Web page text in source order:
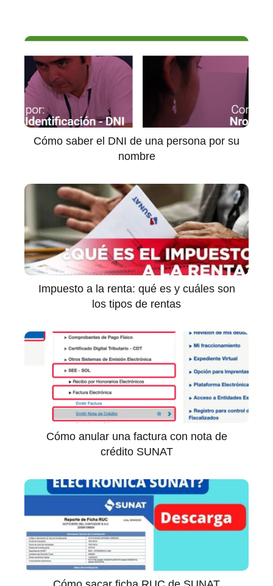
Cómo saber el DNI de una persona por su
nombre
Impuesto a la renta: qué es y cuáles son
los tipos de rentas
Cómo anular una factura con nota de
crédito SUNAT